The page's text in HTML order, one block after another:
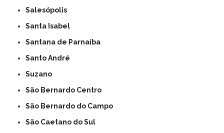
Salesópolis
Santa Isabel
Santana de Parnaíba
Santo André
Suzano
São Bernardo Centro
São Bernardo do Campo
São Caetano do Sul